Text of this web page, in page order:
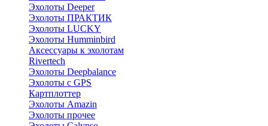
Эхолоты Deeper
Эхолоты ПРАКТИК
Эхолоты LUCKY
Эхолоты Humminbird
Аксессуары к эхолотам
Rivertech
Эхолоты Deepbalance
Эхолоты с GPS
Картплоттер
Эхолоты Amazin
Эхолоты прочее